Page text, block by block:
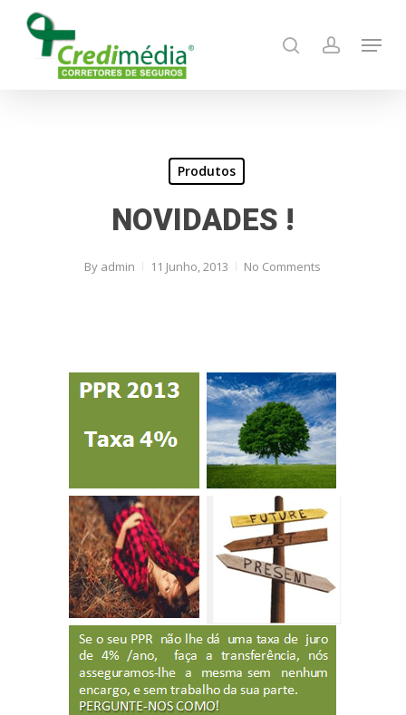
search account
Menu
Produtos
NOVIDADES !
By admin 11 Junho, 2013 No Comments